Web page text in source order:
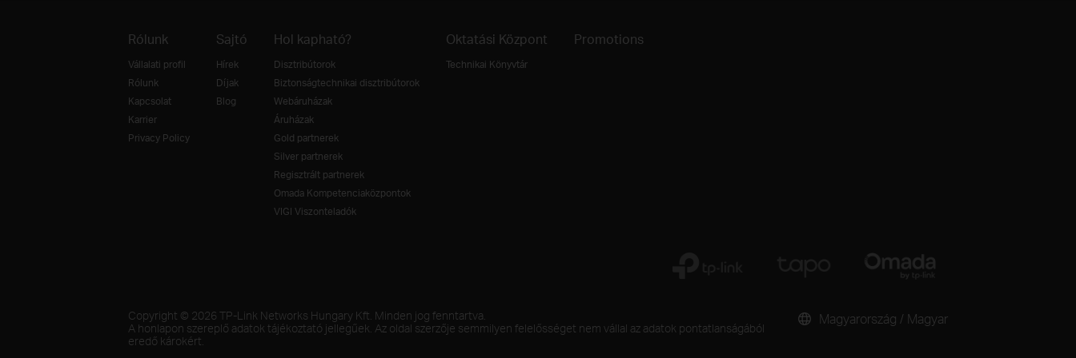
Rólunk
Vállalati profil
Rólunk
Kapcsolat
Karrier
Privacy Policy
Sajtó
Hírek
Díjak
Blog
Hol kapható?
Disztribútorok
Biztonságtechnikai disztribútorok
Webáruházak
Áruházak
Gold partnerek
Silver partnerek
Regisztrált partnerek
Omada Kompetenciaközpontok
VIGI Viszonteladók
Oktatási Központ
Technikai Könyvtár
Promotions
Copyright © 2026 TP-Link Networks Hungary Kft. Minden jog fenntartva.
A honlapon szereplő adatok tájékoztató jellegűek. Az oldal szerzője semmilyen felelősséget nem vállal az adatok pontatlanságából
eredő károkért.
Magyarország / Magyar